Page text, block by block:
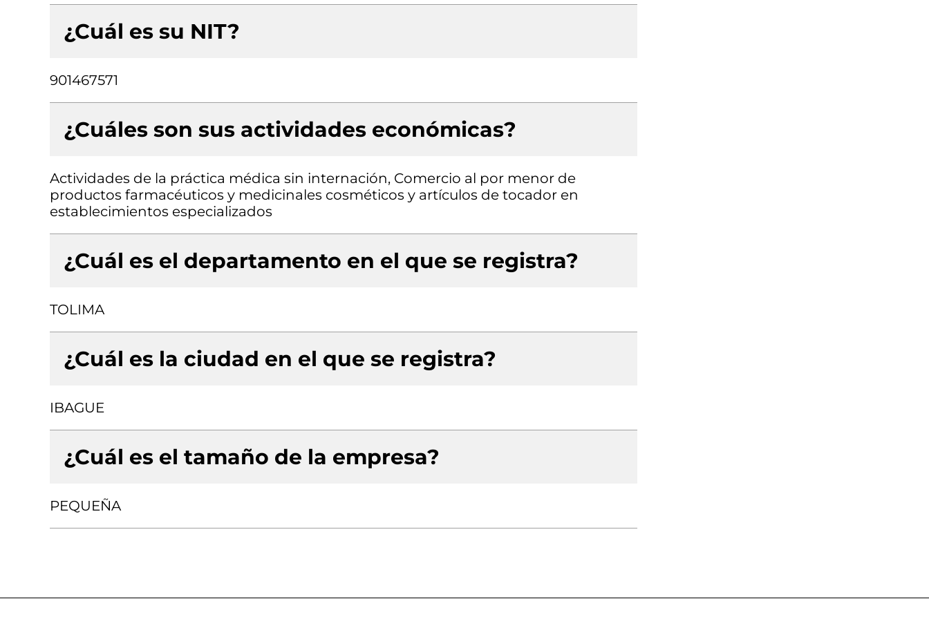
¿Cuál es su NIT?
901467571
¿Cuáles son sus actividades económicas?
Actividades de la práctica médica sin internación, Comercio al por menor de
productos farmacéuticos y medicinales cosméticos y artículos de tocador en
establecimientos especializados
¿Cuál es el departamento en el que se registra?
TOLIMA
¿Cuál es la ciudad en el que se registra?
IBAGUE
¿Cuál es el tamaño de la empresa?
PEQUEÑA